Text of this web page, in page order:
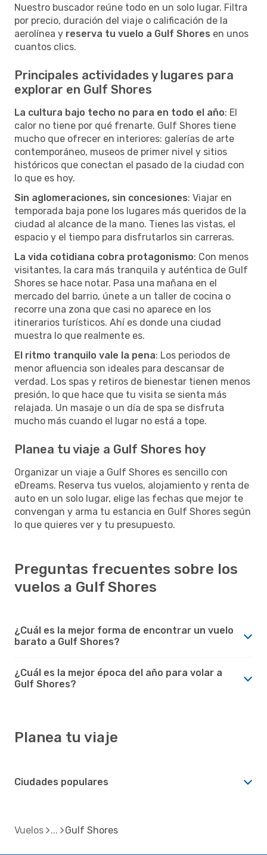
Nuestro buscador reúne todo en un solo lugar. Filtra
por precio, duración del viaje o calificación de la
aerolínea y reserva tu vuelo a Gulf Shores en unos
cuantos clics.
Principales actividades y lugares para
explorar en Gulf Shores
La cultura bajo techo no para en todo el año: El
calor no tiene por qué frenarte. Gulf Shores tiene
mucho que ofrecer en interiores: galerías de arte
contemporáneo, museos de primer nivel y sitios
históricos que conectan el pasado de la ciudad con
lo que es hoy.
Sin aglomeraciones, sin concesiones: Viajar en
temporada baja pone los lugares más queridos de la
ciudad al alcance de la mano. Tienes las vistas, el
espacio y el tiempo para disfrutarlos sin carreras.
La vida cotidiana cobra protagonismo: Con menos
visitantes, la cara más tranquila y auténtica de Gulf
Shores se hace notar. Pasa una mañana en el
mercado del barrio, únete a un taller de cocina o
recorre una zona que casi no aparece en los
itinerarios turísticos. Ahí es donde una ciudad
muestra lo que realmente es.
El ritmo tranquilo vale la pena: Los periodos de
menor afluencia son ideales para descansar de
verdad. Los spas y retiros de bienestar tienen menos
presión, lo que hace que tu visita se sienta más
relajada. Un masaje o un día de spa se disfruta
mucho más cuando el lugar no está a tope.
Planea tu viaje a Gulf Shores hoy
Organizar un viaje a Gulf Shores es sencillo con
eDreams. Reserva tus vuelos, alojamiento y renta de
auto en un solo lugar, elige las fechas que mejor te
convengan y arma tu estancia en Gulf Shores según
lo que quieres ver y tu presupuesto.
Preguntas frecuentes sobre los
vuelos a Gulf Shores
¿Cuál es la mejor forma de encontrar un vuelo
barato a Gulf Shores?
¿Cuál es la mejor época del año para volar a
Gulf Shores?
Planea tu viaje
Ciudades populares
Vuelos Gulf Shores